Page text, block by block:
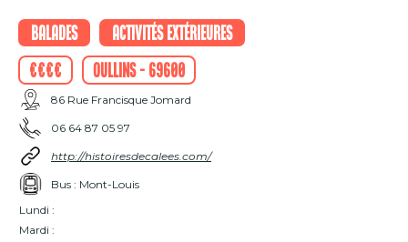
Balades
Activités extérieures
€€€€
Oullins - 69600
86 Rue Francisque Jomard
06 64 87 05 97
http://histoiresdecalees.com/
Bus : Mont-Louis
Lundi :
Mardi :